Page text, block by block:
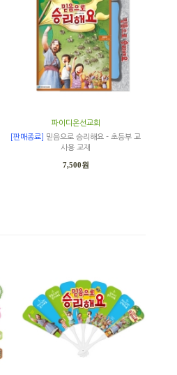
파이디온선교회
[판매종료]
믿음으로 승리해요 - 초등부 교
사용 교재
7,500원